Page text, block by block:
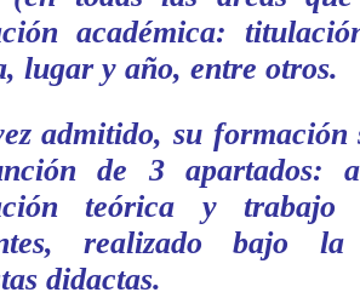
académica:
lugar y año, entre otros.
admitido, su formación
de 3 apartados:
teórica y trabajo
realizado bajo la
didactas.